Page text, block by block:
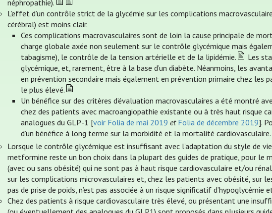
néphropathie).
L’effet d’un contrôle strict de la glycémie sur les complications
cérébral) est moins clair.
Ces complications macrovasculaires sont de loin la cause principale de
charge globale axée non seulement sur le contrôle glycémique mais
tabagisme), le contrôle de la tension artérielle et de la lipidémie.
Les
glycémique, et, rarement, être à la base d’un diabète. Néanmoins, les
en prévention secondaire mais également en prévention primaire chez les
le plus élevé.
Un bénéfice sur des critères d’évaluation macrovasculaires a été montré
chez des patients avec macroangiopathie existante ou à très haut risque
analogues du GLP-1 [voir Folia de mai 2019 et Folia de décembre 2019].
d’un bénéfice à long terme sur la morbidité et la mortalité cardiovasculaire.
Lorsque le contrôle glycémique est insuffisant avec l’adaptation du style de
metformine reste un bon choix dans la plupart des guides de pratique, pour le
(avec ou sans obésité) qui ne sont pas à haut risque cardiovasculaire et/ou
sur les complications microvasculaires et, chez les patients avec obésité, sur
pas de prise de poids, n’est pas associée à un risque significatif d’hypoglycémie
Chez des patients à risque cardiovasculaire très élevé, ou présentant une